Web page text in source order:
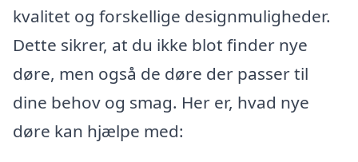
kvalitet og forskellige designmuligheder.
Dette sikrer, at du ikke blot finder nye
døre, men også de døre der passer til
dine behov og smag. Her er, hvad nye
døre kan hjælpe med: